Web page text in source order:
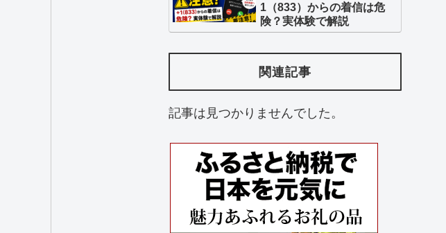
1（833）からの着信は危
険？実体験で解説
関連記事
記事は見つかりませんでした。